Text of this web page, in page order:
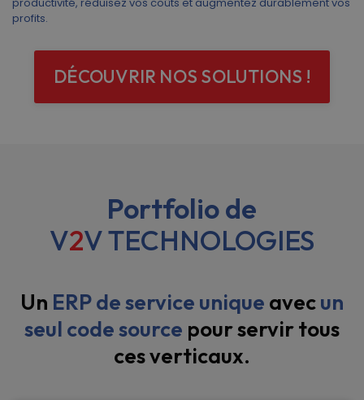
profits.
DÉCOUVRIR NOS SOLUTIONS !
Portfolio de
V2V TECHNOLOGIES
Un ERP de service unique avecun
seul code source pour servir tous
ces verticaux.